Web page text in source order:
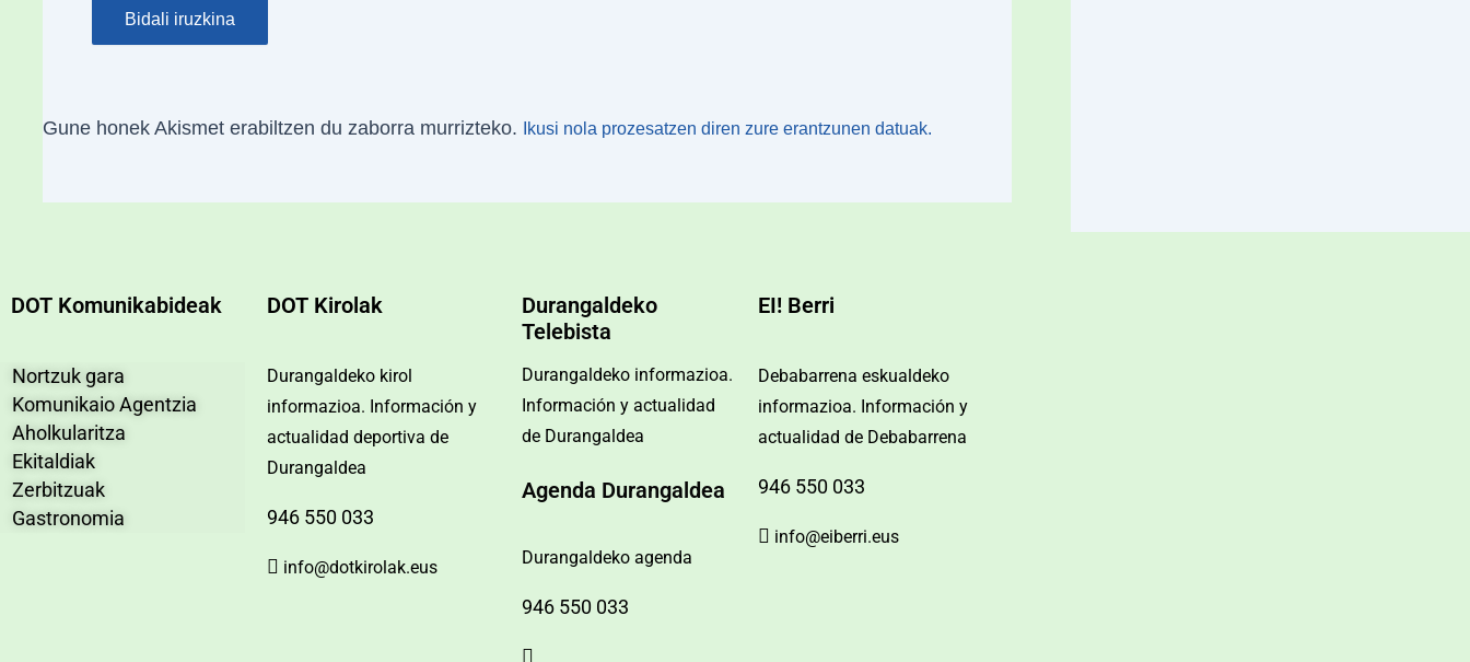
Gune honek Akismet erabiltzen du zaborra murrizteko. Ikusi nola prozesatzen diren zure erantzunen datuak.
DOT Komunikabideak
Nortzuk gara
Komunikaio Agentzia
Aholkularitza
Ekitaldiak
Zerbitzuak
Gastronomia
DOT Kirolak
Durangaldeko kirol
informazioa. Información y
actualidad deportiva de
Durangaldea
946 550 033
info@dotkirolak.eus
Durangaldeko
Telebista
Durangaldeko informazioa.
Información y actualidad
de Durangaldea
Agenda Durangaldea
Durangaldeko agenda
946 550 033
EI! Berri
Debabarrena eskualdeko
informazioa. Información y
actualidad de Debabarrena
946 550 033
info@eiberri.eus